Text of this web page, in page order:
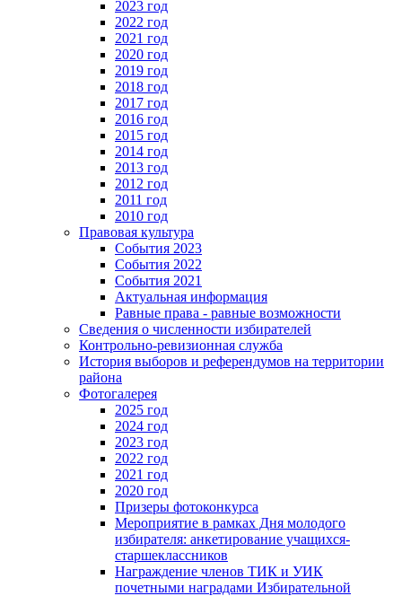
2023 год
2022 год
2021 год
2020 год
2019 год
2018 год
2017 год
2016 год
2015 год
2014 год
2013 год
2012 год
2011 год
2010 год
Правовая культура
События 2023
События 2022
События 2021
Актуальная информация
Равные права - равные возможности
Сведения о численности избирателей
Контрольно-ревизионная служба
История выборов и референдумов на территории
района
Фотогалерея
2025 год
2024 год
2023 год
2022 год
2021 год
2020 год
Призеры фотоконкурса
Мероприятие в рамках Дня молодого
избирателя: анкетирование учащихся-
старшеклассников
Награждение членов ТИК и УИК
почетными наградами Избирательной